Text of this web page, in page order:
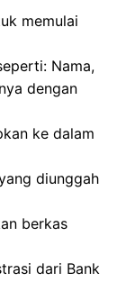
memulai
Nama,
dengan
ke dalam
diunggah
berkas
dari Bank